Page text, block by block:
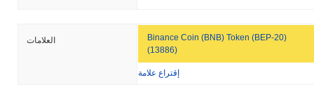
العلامات
Binance Coin (BNB) Token (BEP-20)
(13886)
إقتراع علامة